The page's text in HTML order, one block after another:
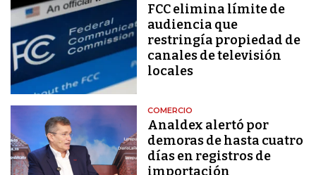
FCC elimina límite de
audiencia que
restringía propiedad de
canales de televisión
locales
COMERCIO
Analdex alertó por
demoras de hasta cuatro
días en registros de
importación